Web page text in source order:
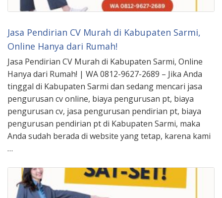
Jasa Pendirian CV Murah di Kabupaten Sarmi,
Online Hanya dari Rumah!
Jasa Pendirian CV Murah di Kabupaten Sarmi, Online
Hanya dari Rumah! | WA 0812-9627-2689 – Jika Anda
tinggal di Kabupaten Sarmi dan sedang mencari jasa
pengurusan cv online, biaya pengurusan pt, biaya
pengurusan cv, jasa pengurusan pendirian pt, biaya
pengurusan pendirian pt di Kabupaten Sarmi, maka
Anda sudah berada di website yang tetap, karena kami
…